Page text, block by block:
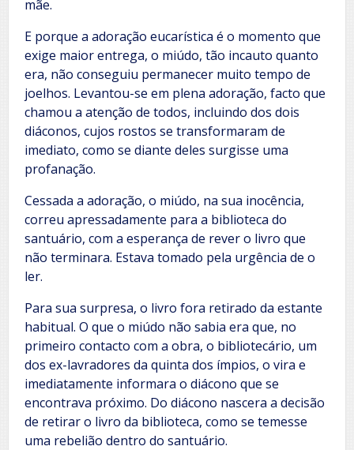
mãe.
E porque a adoração eucarística é o momento que
exige maior entrega, o miúdo, tão incauto quanto
era, não conseguiu permanecer muito tempo de
joelhos. Levantou-se em plena adoração, facto que
chamou a atenção de todos, incluindo dos dois
diáconos, cujos rostos se transformaram de
imediato, como se diante deles surgisse uma
profanação.
Cessada a adoração, o miúdo, na sua inocência,
correu apressadamente para a biblioteca do
santuário, com a esperança de rever o livro que
não terminara. Estava tomado pela urgência de o
ler.
Para sua surpresa, o livro fora retirado da estante
habitual. O que o miúdo não sabia era que, no
primeiro contacto com a obra, o bibliotecário, um
dos ex-lavradores da quinta dos ímpios, o vira e
imediatamente informara o diácono que se
encontrava próximo. Do diácono nascera a decisão
de retirar o livro da biblioteca, como se temesse
uma rebelião dentro do santuário.